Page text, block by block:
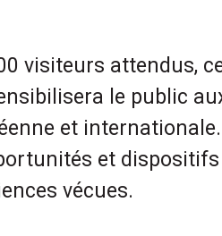
visiteurs attendus,
le public
et
et
vécues.